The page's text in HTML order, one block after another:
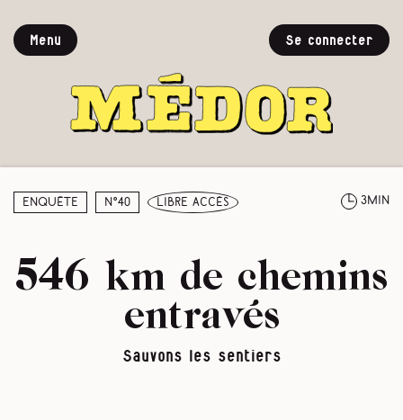
Menu Se connecter
Enquête N°40 libre accès 3min
546 km de chemins
entravés
Sauvons les sentiers